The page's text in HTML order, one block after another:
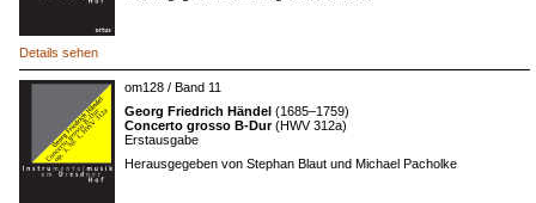
Details sehen
om128 / Band 11
Georg Friedrich Händel (1685–1759)
Concerto grosso B-Dur(HWV 312a)
Erstausgabe
Herausgegeben von Stephan Blaut und Michael Pacholke